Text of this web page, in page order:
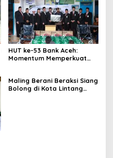
HUT ke-53 Bank Aceh:
Momentum Memperkuat
Maling Berani Beraksi Siang
Bolong di Kota Lintang